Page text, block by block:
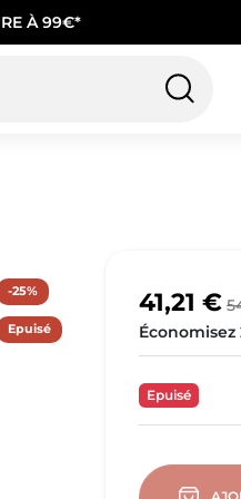
À 99€*
-25%
Epuisé
41,21 €
Économisez
Epuisé